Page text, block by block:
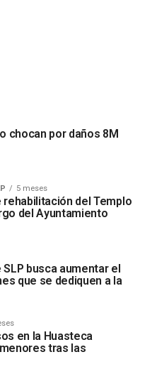
chocan por daños 8M
5 meses
del Templo
del Ayuntamiento
busca aumentar el
que se dediquen a la
en la Huasteca
tras las